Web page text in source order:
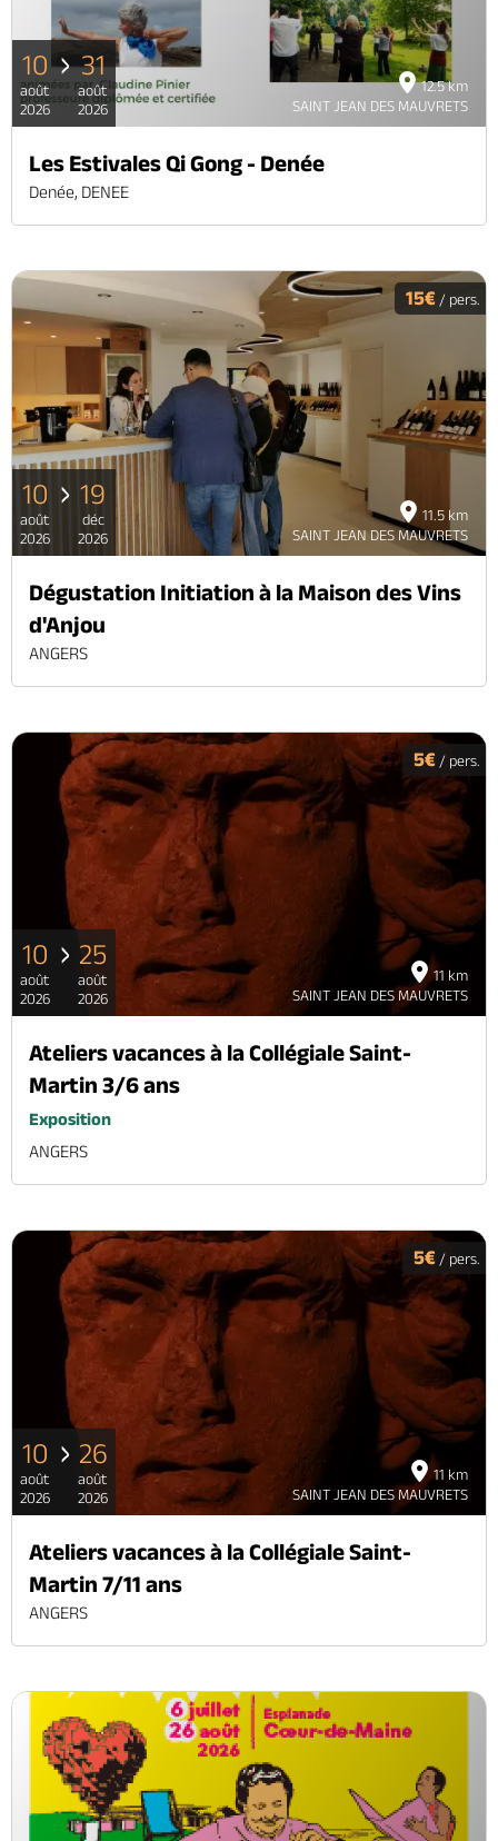
12.5 km
SAINT JEAN DES MAUVRETS
10
août
2026
31
août
2026
Les Estivales Qi Gong - Denée
Denée, DENEE
11.5 km
SAINT JEAN DES MAUVRETS
15€ / pers.
10
août
2026
19
déc
2026
Dégustation Initiation à la Maison des Vins
d'Anjou
ANGERS
11 km
SAINT JEAN DES MAUVRETS
5€ / pers.
10
août
2026
25
août
2026
Ateliers vacances à la Collégiale Saint-
Martin 3/6 ans
Exposition
ANGERS
11 km
SAINT JEAN DES MAUVRETS
5€ / pers.
10
août
2026
26
août
2026
Ateliers vacances à la Collégiale Saint-
Martin 7/11 ans
ANGERS